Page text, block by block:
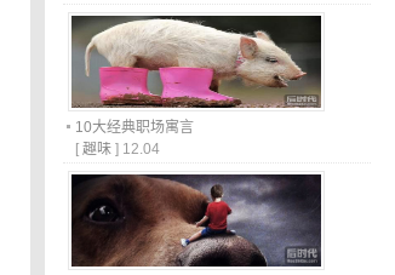
10大经典职场寓言
[ 趣味 ] 12.04